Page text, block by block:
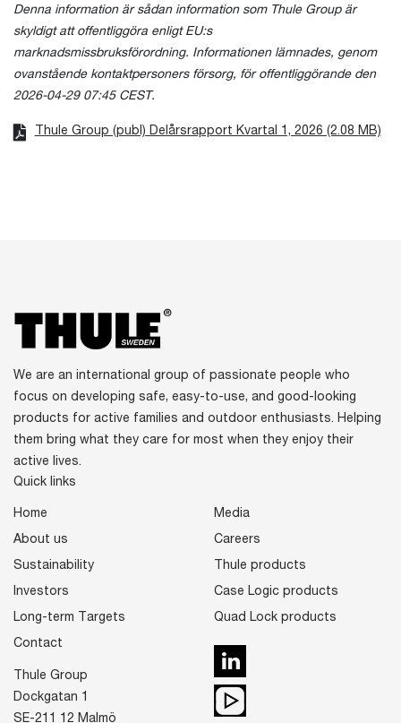
Denna information är sådan information som Thule Group är
skyldigt att offentliggöra enligt EU:s
marknadsmissbruksförordning. Informationen lämnades, genom
ovanstående kontaktpersoners försorg, för offentliggörande den
2026-04-29 07:45 CEST.
Thule Group (publ) Delårsrapport Kvartal 1, 2026 (2.08 MB)
We are an international group of passionate people who
focus on developing safe, easy-to-use, and good-looking
products for active families and outdoor enthusiasts. Helping
them bring what they care for most when they enjoy their
active lives.
Quick links
Home
About us
Sustainability
Investors
Long-term Targets
Media
Careers
Thule products
Case Logic products
Quad Lock products
Contact
Thule Group
Dockgatan 1
SE-211 12 Malmö